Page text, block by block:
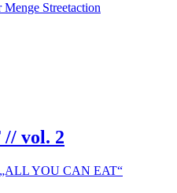
Streetaction
vol. 2
„ALL YOU CAN EAT“